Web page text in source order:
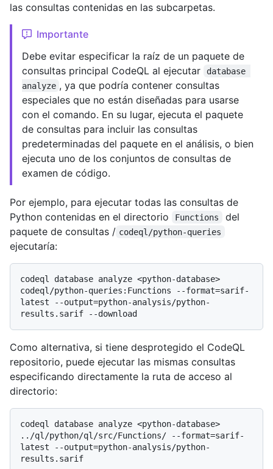
las consultas contenidas en las subcarpetas.
Importante
Debe evitar especificar la raíz de un paquete de
consultas principal CodeQL al ejecutar
database
analyze , ya que podría contener consultas
especiales que no están diseñadas para usarse
con el comando. En su lugar, ejecuta el paquete
de consultas para incluir las consultas
predeterminadas del paquete en el análisis, o bien
ejecuta uno de los conjuntos de consultas de
examen de código.
Por ejemplo, para ejecutar todas las consultas de
Python contenidas en el directorio
Functions
del
paquete de consultas / codeql/python-queries
ejecutaría:
codeql database analyze <python-database>
codeql/python-queries:Functions --format=sarif-
latest --output=python-analysis/python-
Como alternativa, si tiene desprotegido el CodeQL
repositorio, puede ejecutar las mismas consultas
especificando directamente la ruta de acceso al
directorio:
codeql database analyze <python-database>
../ql/python/ql/src/Functions/ --format=sarif-
latest --output=python-analysis/python-